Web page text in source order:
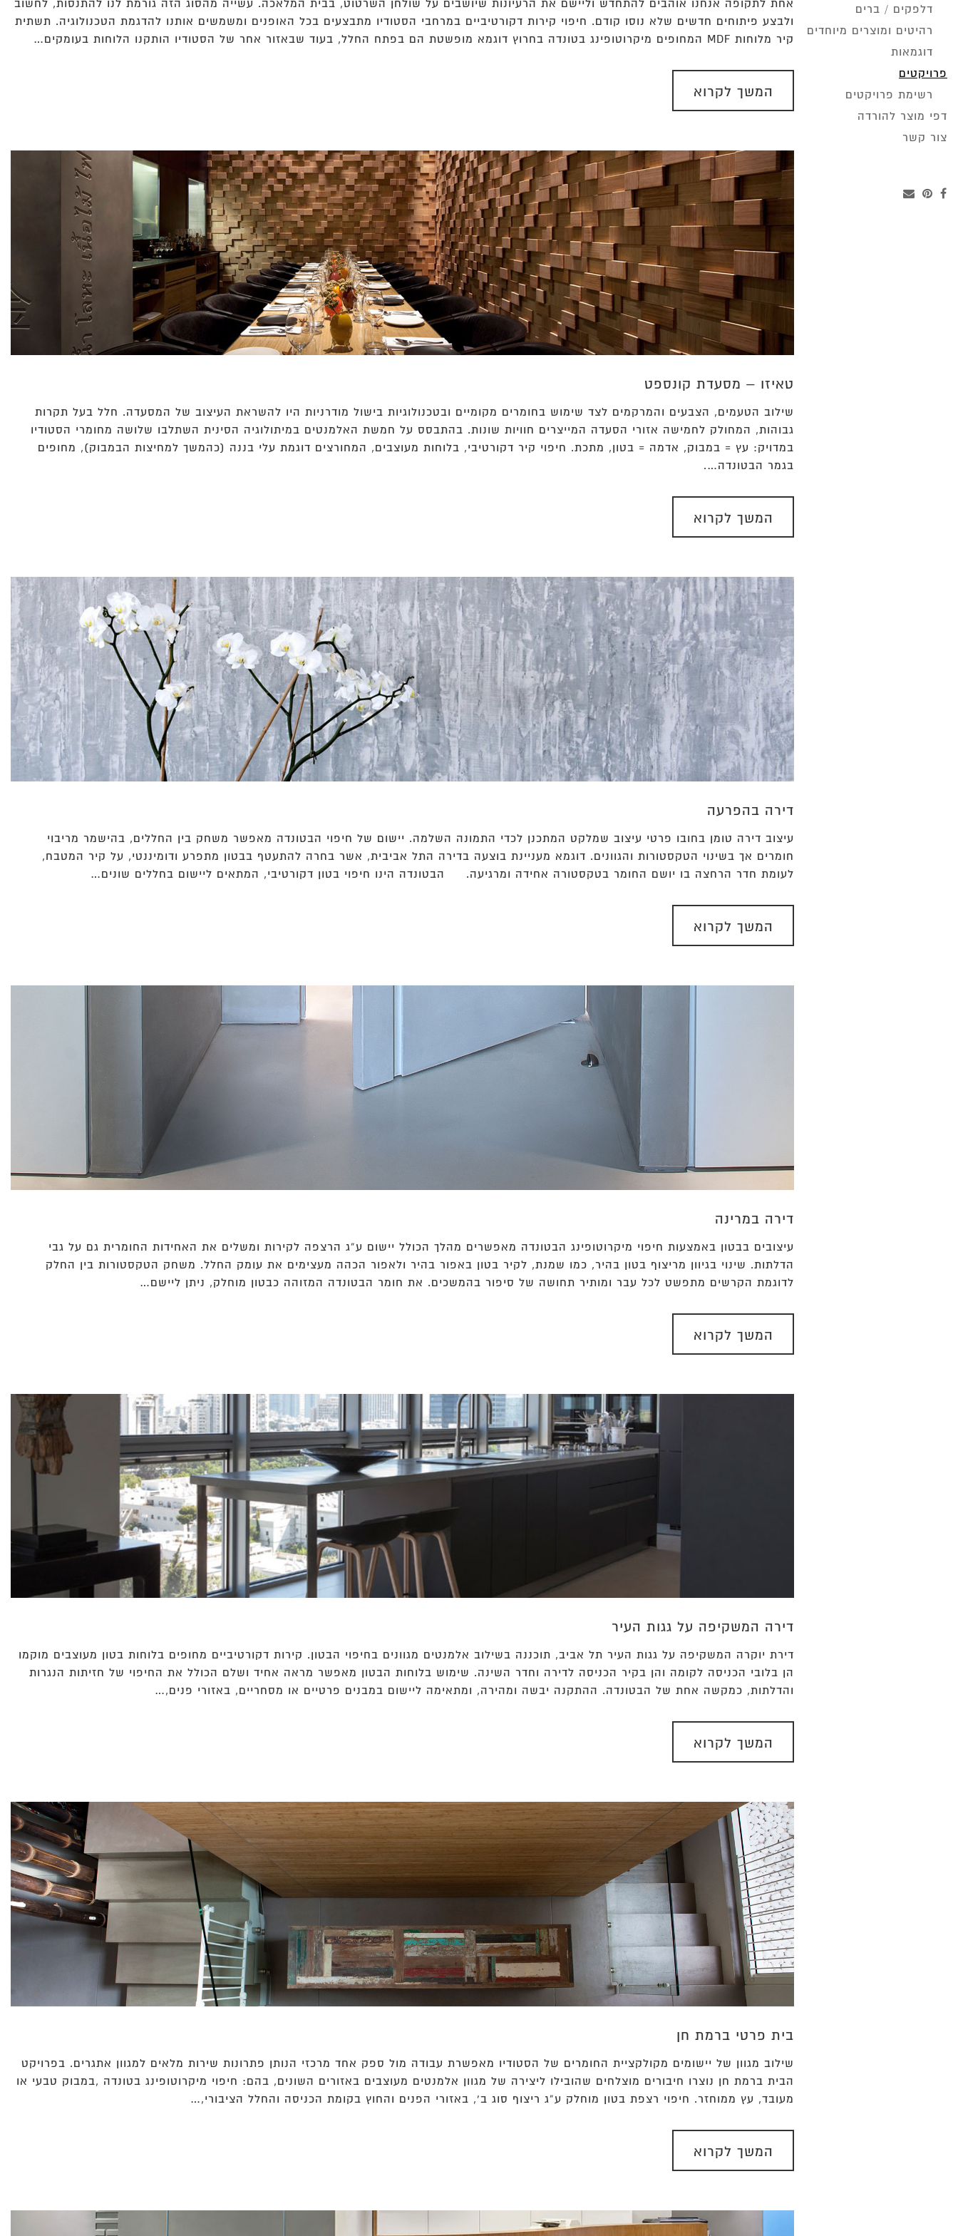
דלפקים / ברים
רהיטים ומוצרים מיוחדים
דוגמאות
פרויקטים
רשימת פרויקטים
דפי מוצר להורדה
צור קשר
אחת לתקופה אנחנו אוהבים להתחדש וליישם את הרעיונות שיושבים על שולחן השרטוט, בבית המלאכה. עשייה מהסוג הזה גורמת לנו להתנסות, לחשוב
ולבצע פיתוחים חדשים שלא נוסו קודם. חיפוי קירות דקורטיביים במרחבי הסטודיו מתבצעים בכל האופנים ומשמשים אותנו להדגמת הטכנולוגיה. תשתית
קיר מלוחות MDF המחופים מיקרוטופינג בטונדה בחרוץ דוגמא מופשטת הם בפתח החלל, בעוד שבאזור אחר של הסטודיו הותקנו הלוחות בעומקים…
המשך לקרוא
טאיזו – מסעדת קונספט
שילוב הטעמים, הצבעים והמרקמים לצד שימוש בחומרים מקומיים ובטכנולוגיות בישול מודרניות היו להשראת העיצוב של המסעדה. חלל בעל תקרות
גבוהות, המחולק לחמישה אזורי הסעדה המייצרים חוויות שונות. בהתבסס על חמשת האלמנטים במיתולוגיה הסינית השתלבו שלושה מחומרי הסטודיו
במדויק: עץ = במבוק, אדמה = בטון, מתכת. חיפוי קיר דקורטיבי, בלוחות מעוצבים, המחורצים דוגמת עלי בננה (כהמשך למחיצות הבמבוק), מחופים
בגמר הבטונדה….
המשך לקרוא
דירה בהפרעה
עיצוב דירה טומן בחובו פרטי עיצוב שמלקט המתכנן לכדי התמונה השלמה. יישום של חיפוי הבטונדה מאפשר משחק בין החללים, בהישמר מריבוי
חומרים אך בשינוי הטקסטורות והגוונים. דוגמא מעניינת בוצעה בדירה התל אביבית, אשר בחרה להתעטף בבטון מתפרע ודומיננטי, על קיר המטבח,
לעומת חדר הרחצה בו יושם החומר בטקסטורה אחידה ומרגיעה. הבטונדה הינו חיפוי בטון דקורטיבי, המתאים ליישום בחללים שונים…
המשך לקרוא
דירה במרינה
עיצובים בבטון באמצעות חיפוי מיקרוטופינג הבטונדה מאפשרים מהלך הכולל יישום ע”ג הרצפה לקירות ומשלים את האחידות החומרית גם על גבי
הדלתות. שינוי בגיוון מריצוף בטון בהיר, כמו שמנת, לקיר בטון באפור בהיר ולאפור הכהה מעצימים את עומק החלל. משחק הטקסטורות בין החלק
לדוגמת הקרשים מתפשט לכל עבר ומותיר תחושה של סיפור בהמשכים. את חומר הבטונדה המזוהה כבטון מוחלק, ניתן ליישם…
המשך לקרוא
דירה המשקיפה על גגות העיר
דירת יוקרה המשקיפה על גגות העיר תל אביב, תוכננה בשילוב אלמנטים מגוונים בחיפוי הבטון. קירות דקורטיביים מחופים בלוחות בטון מעוצבים מוקמו
הן בלובי הכניסה לקומה והן בקיר הכניסה לדירה וחדר השינה. שימוש בלוחות הבטון מאפשר מראה אחיד ושלם הכולל את החיפוי של חזיתות הנגרות
והדלתות, כמקשה אחת של הבטונדה. ההתקנה יבשה ומהירה, ומתאימה ליישום במבנים פרטיים או מסחריים, באזורי פנים,…
המשך לקרוא
בית פרטי ברמת חן
שילוב מגוון של יישומים מקולקציית החומרים של הסטודיו מאפשרת עבודה מול ספק אחד מרכזי הנותן פתרונות שירות מלאים למגוון אתגרים. בפרויקט
הבית ברמת חן נוצרו חיבורים מוצלחים שהובילו ליצירה של מגוון אלמנטים מעוצבים באזורים השונים, בהם: חיפוי מיקרוטופינג בטונדה ,במבוק טבעי או
מעובד, עץ ממוחזר. חיפוי רצפת בטון מוחלק ע”ג ריצוף סוג ב’, באזורי הפנים והחוץ בקומת הכניסה והחלל הציבורי,…
המשך לקרוא